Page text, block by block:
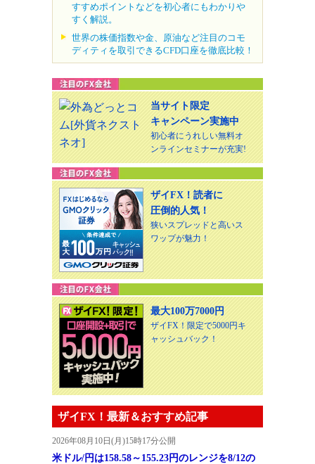
すすめポイントなどを初心者にもわかりや
すく解説。
世界の株価指数や金、原油など注目のコモ
ディティを取引できるCFD口座を徹底比較！
当サイト限定
キャンペーン実施中
初心者にうれしい無料オ
ンラインセミナーが充実!
ザイFX！読者に
圧倒的人気！
狭いスプレッドと高いス
ワップが魅力！
最大100万7000円
ザイFX！限定で5000円キ
ャッシュバック！
ザイFX！最新＆おすすめ記事
2026年08月10日(月)15時17分公開
米ドル/円は158.58～155.23円のレンジを8/12の